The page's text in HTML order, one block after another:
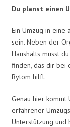
Du planst einen
Ein Umzug in eine
sein. Neben der
Haushalts musst
finden, das dir bei
Bytom hilft.
Genau hier kommt
erfahrener
Unterstützung